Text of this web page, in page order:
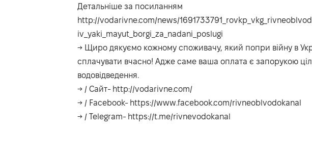
Детальніше за посиланням
http://vodarivne.com/news/
iv_yaki_mayut_borgi_za_nadani_poslugi
→ Щиро дякуємо кожному споживачу, який попри війну в
сплачувати вчасно! Адже саме ваша оплата є запорукою
водовідведення.
→ / Сайт- http://vodarivne.com/
→ / Facebook- https://www.facebook.com/rivneoblvodokanal
→ / Telegram- https://t.me/rivnevodokanal